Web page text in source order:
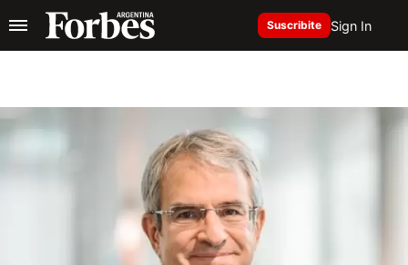
Suscribite Sign In